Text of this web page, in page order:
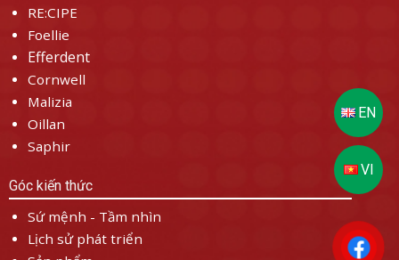
RE:CIPE
Foellie
Efferdent
Cornwell
Malizia
Oillan
Saphir
Góc kiến thức
Sứ mệnh - Tầm nhìn
Lịch sử phát triển